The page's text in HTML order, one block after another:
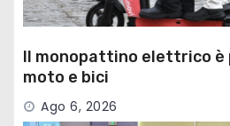
Il monopattino elettrico è
moto e bici
Ago 6, 2026